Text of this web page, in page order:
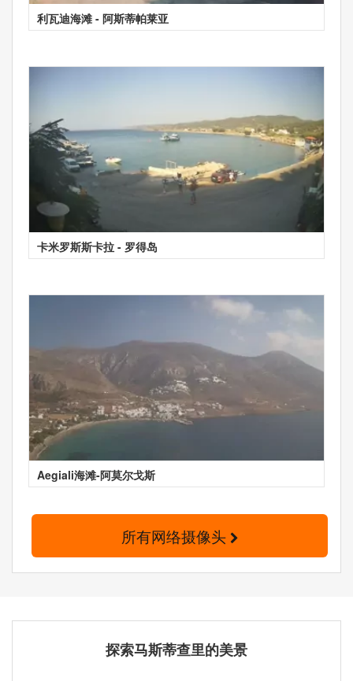
利瓦迪海滩 - 阿斯蒂帕莱亚
卡米罗斯斯卡拉 - 罗得岛
Aegiali海滩-阿莫尔戈斯
所有网络摄像头
探索马斯蒂查里的美景